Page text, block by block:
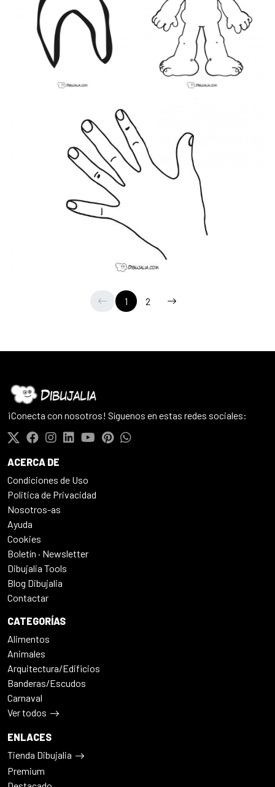
1 2
¡Conecta con nosotros! Síguenos en estas redes sociales:
ACERCA DE
Condiciones de Uso
Politica de Privacidad
Nosotros-as
Ayuda
Cookies
Boletín · Newsletter
Dibujalia Tools
Blog Dibujalia
Contactar
CATEGORÍAS
Alimentos
Animales
Arquitectura/Edificios
Banderas/Escudos
Carnaval
Ver todos
ENLACES
Tienda Dibujalia
Premium